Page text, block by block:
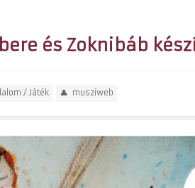
és Zoknibáb
/Játék musziweb